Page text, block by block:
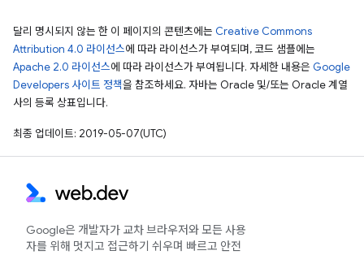
달리 명시되지 않는 한 이 페이지의 콘텐츠에는 Creative Commons
Attribution 4.0 라이선스에 따라 라이선스가 부여되며, 코드 샘플에는
Apache 2.0 라이선스에 따라 라이선스가 부여됩니다. 자세한 내용은 Google
Developers 사이트 정책을 참조하세요. 자바는 Oracle 및/또는 Oracle 계열
사의 등록 상표입니다.
최종 업데이트: 2019-05-07(UTC)
Google은 개발자가 교차 브라우저와 모든 사용
자를 위해 멋지고 접근하기 쉬우며 빠르고 안전